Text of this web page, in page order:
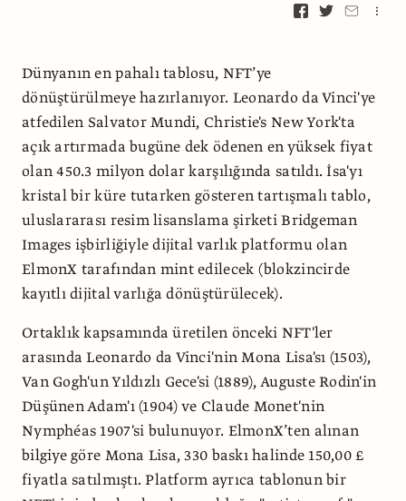
Dünyanın en pahalı tablosu, NFT’ye
dönüştürülmeye hazırlanıyor. Leonardo da Vinci'ye
atfedilen Salvator Mundi, Christie's New York'ta
açık artırmada bugüne dek ödenen en yüksek fiyat
olan 450.3 milyon dolar karşılığında satıldı. İsa'yı
kristal bir küre tutarken gösteren tartışmalı tablo,
uluslararası resim lisanslama şirketi Bridgeman
Images işbirliğiyle dijital varlık platformu olan
ElmonX tarafından mint edilecek (blokzincirde
kayıtlı dijital varlığa dönüştürülecek).
Ortaklık kapsamında üretilen önceki NFT'ler
arasında Leonardo da Vinci'nin Mona Lisa'sı (1503),
Van Gogh'un Yıldızlı Gece'si (1889), Auguste Rodin'in
Düşünen Adam'ı (1904) ve Claude Monet'nin
Nymphéas 1907'si bulunuyor. ElmonX’ten alınan
bilgiye göre Mona Lisa, 330 baskı halinde 150,00 £
fiyatla satılmıştı. Platform ayrıca tablonun bir